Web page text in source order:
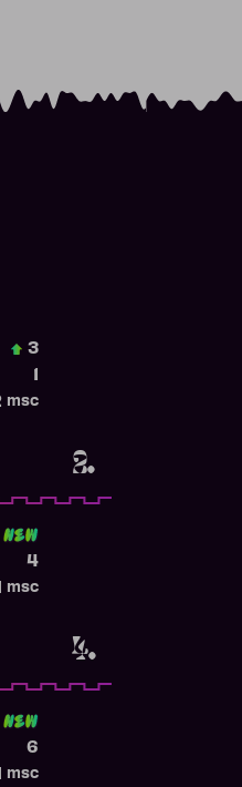
2.
3
msc
4.
4
msc
6
msc